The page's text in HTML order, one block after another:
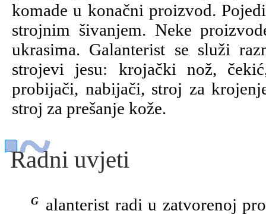
komade u konačni proizvod.
strojnim šivanjem. Neke
ukrasima. Galanterist se služi
strojevi jesu: krojački nož,
probijači, nabijači, stroj za
stroj za prešanje kože.
Radni uvjeti
Galanterist radi u zatvorenoj prostoriji pri prirodnoj ili umjetnoj rasvjeti. U